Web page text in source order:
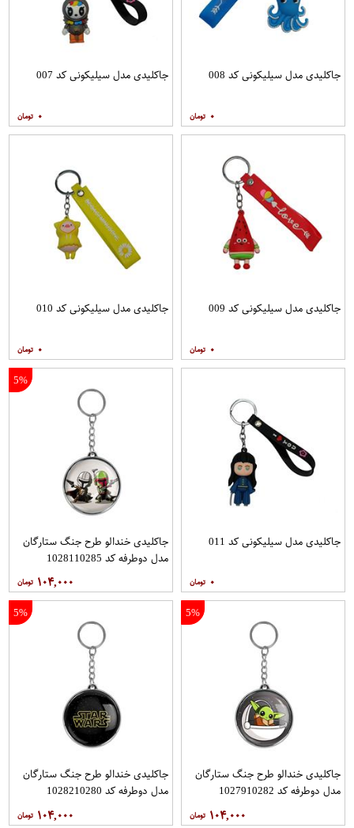
جاکلیدی مدل سیلیکونی کد 008
۰
جاکلیدی مدل سیلیکونی کد 007
۰
جاکلیدی مدل سیلیکونی کد 009
۰
جاکلیدی مدل سیلیکونی کد 010
۰
جاکلیدی مدل سیلیکونی کد 011
۰
5%
جاکلیدی خندالو طرح جنگ ستارگان
مدل دوطرفه کد 1028110285
۱۰۴,۰۰۰
5%
جاکلیدی خندالو طرح جنگ ستارگان
مدل دوطرفه کد 1027910282
۱۰۴,۰۰۰
5%
جاکلیدی خندالو طرح جنگ ستارگان
مدل دوطرفه کد 1028210280
۱۰۴,۰۰۰